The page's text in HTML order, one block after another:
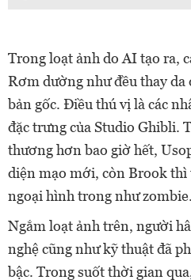
Trong loạt ảnh do AI tạo ra,
Rơm dường như đều thay
bản gốc. Điều thú vị là các
đặc trưng của Studio Ghibli.
thương hơn bao giờ hết,
diện mạo mới, còn Brook
ngoại hình trong như zombie.
Ngắm loạt ảnh trên, người
nghệ cũng như kỹ thuật đã
bậc. Trong suốt thời gian